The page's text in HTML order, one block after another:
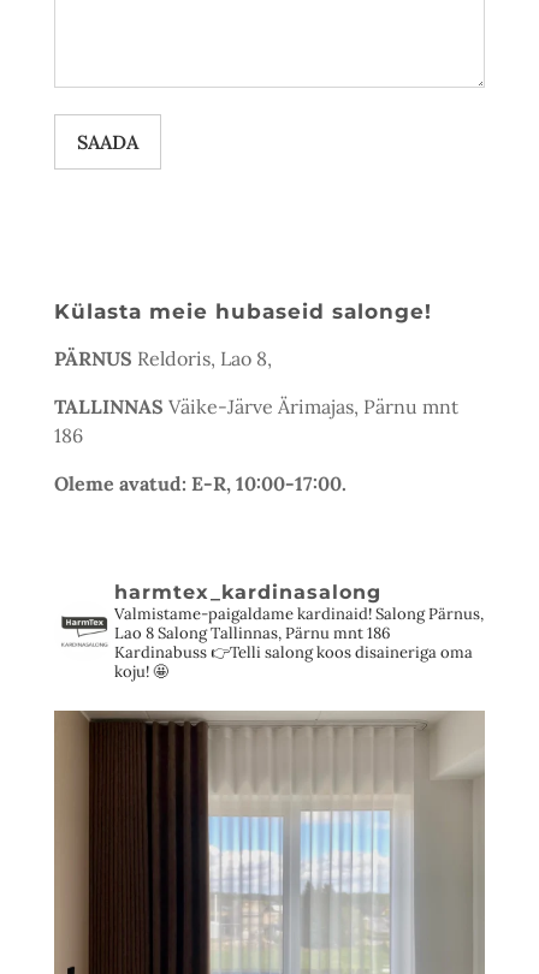
SAADA
Külasta meie hubaseid salonge!
PÄRNUS Reldoris, Lao 8,
TALLINNAS Väike-Järve Ärimajas, Pärnu mnt
186
Oleme avatud: E-R, 10:00-17:00.
harmtex_kardinasalong
Valmistame-paigaldame kardinaid!Salong Pärnus,
Lao 8Salong Tallinnas, Pärnu mnt 186
Kardinabuss 👉Telli salong koos disaineriga oma
koju! 🤩